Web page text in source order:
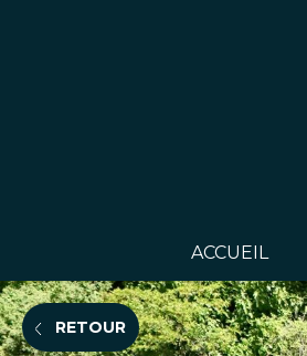
ACCUEIL
RETOUR